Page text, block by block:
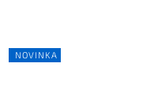
NOVINKA